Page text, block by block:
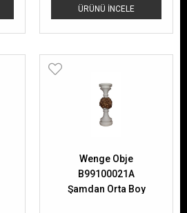
ÜRÜNÜ İNCELE
Wenge Obje
B99100021A
Şamdan Orta Boy